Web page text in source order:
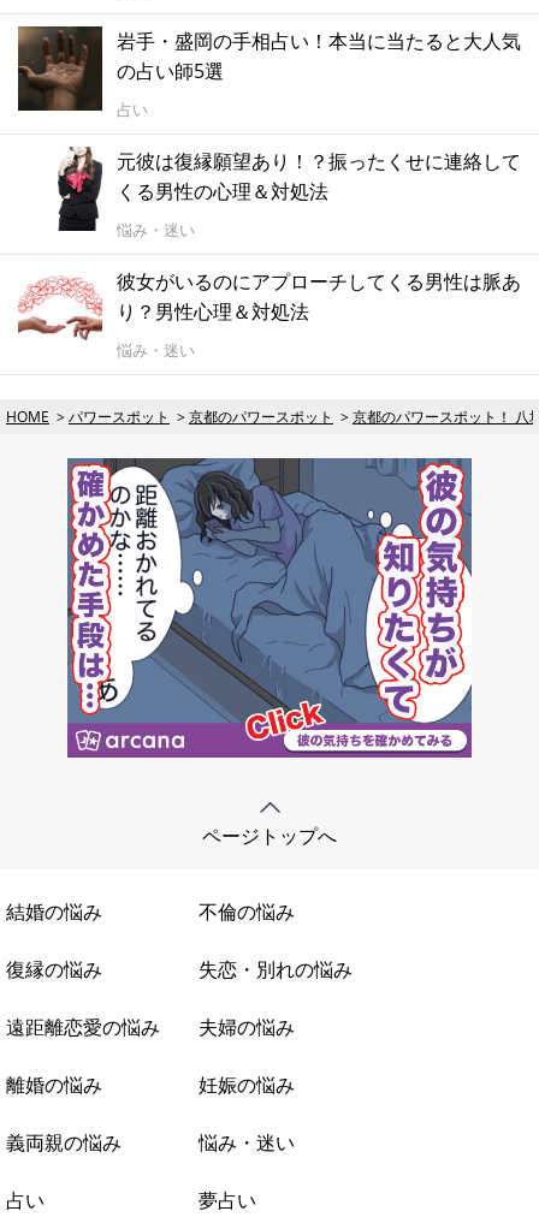
岩手・盛岡の手相占い！本当に当たると大人気
の占い師5選
占い
元彼は復縁願望あり！？振ったくせに連絡して
くる男性の心理＆対処法
悩み・迷い
彼女がいるのにアプローチしてくる男性は脈あ
り？男性心理＆対処法
悩み・迷い
HOME パワースポット 京都のパワースポット 京都のパワースポット！ 八
ページトップへ
結婚の悩み 不倫の悩み
復縁の悩み 失恋・別れの悩み
遠距離恋愛の悩み 夫婦の悩み
離婚の悩み 妊娠の悩み
義両親の悩み 悩み・迷い
占い 夢占い